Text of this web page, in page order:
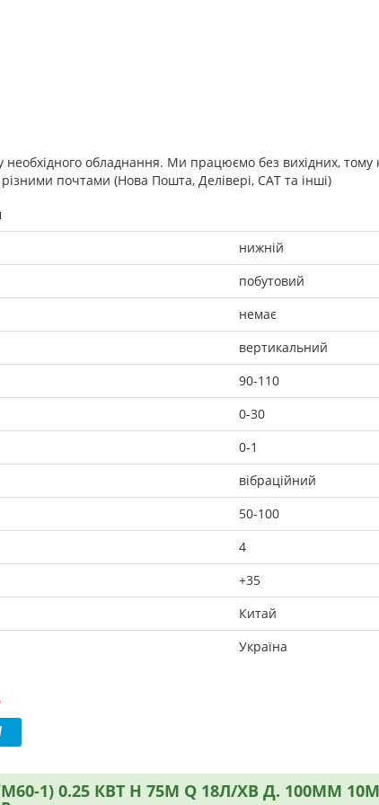
необхідного обладнання. Ми працюємо без вихідних, тому
почтами (Нова Пошта, Делівері, САТ та інші)
нижній
побутовий
немає
вертикальний
90-110
0-30
0-1
вібраційний
50-100
4
+35
Китай
Україна
1) 0.25 КВТ H 75М Q 18Л/ХВ Д. 100ММ